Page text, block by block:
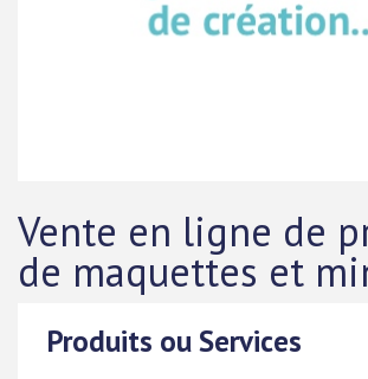
Vente en ligne de
de maquettes et
Produits ou Services